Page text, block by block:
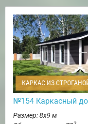
КАРКАС ИЗ
№154 Каркасный
Размер: 8х9 м